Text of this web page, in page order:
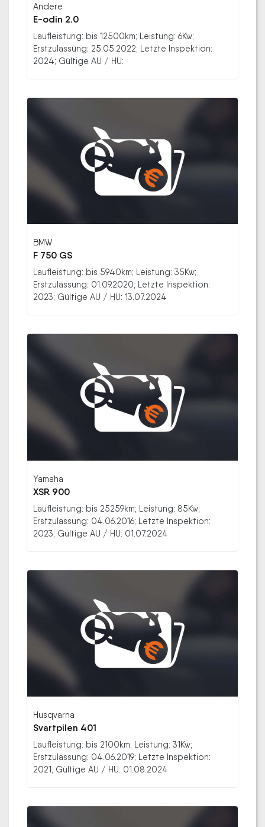
Andere
E-odin 2.0
Laufleistung: bis 12500km; Leistung: 6Kw;
Erstzulassung: 25.05.2022; Letzte Inspektion:
2024; Gültige AU / HU:
BMW
F 750 GS
Laufleistung: bis 5940km; Leistung: 35Kw;
Erstzulassung: 01.09.2020; Letzte Inspektion:
2023; Gültige AU / HU: 13.07.2024
Yamaha
XSR 900
Laufleistung: bis 25259km; Leistung: 85Kw;
Erstzulassung: 04.06.2016; Letzte Inspektion:
2023; Gültige AU / HU: 01.07.2024
Husqvarna
Svartpilen 401
Laufleistung: bis 2100km; Leistung: 31Kw;
Erstzulassung: 04.06.2019; Letzte Inspektion:
2021; Gültige AU / HU: 01.08.2024